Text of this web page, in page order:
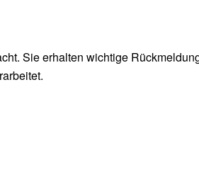
Sie erhalten wichtige